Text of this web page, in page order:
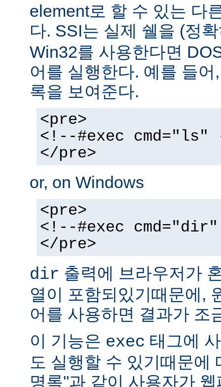
element로 할 수 있는 다
다. SSI는 실제 쉘을 (정
Win32를 사용한다면
어를 실행한다. 예를 들
록을 보여준다.
<pre>
<!--#exec cmd="ls"
</pre>
or, on Windows
<pre>
<!--#exec
</pre>
dir 출력에 브라우저가
열이 포함되있기때문에,
어를 사용하면 결과가 조
이 기능은 exec 태그에
도 실행할 수 있기때문에
명록''과 같이 사용자가